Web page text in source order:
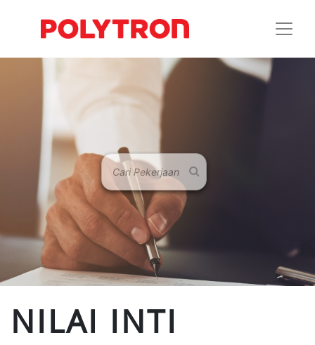
NILAI INTI